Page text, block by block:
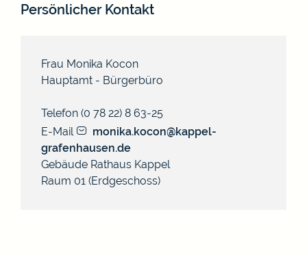
Persönlicher Kontakt
Frau Monika Kocon
Hauptamt - Bürgerbüro
Telefon (0 78 22) 8 63-25
E-Mail
monika.kocon@kappel-
grafenhausen.de
Gebäude Rathaus Kappel
Raum 01 (Erdgeschoss)